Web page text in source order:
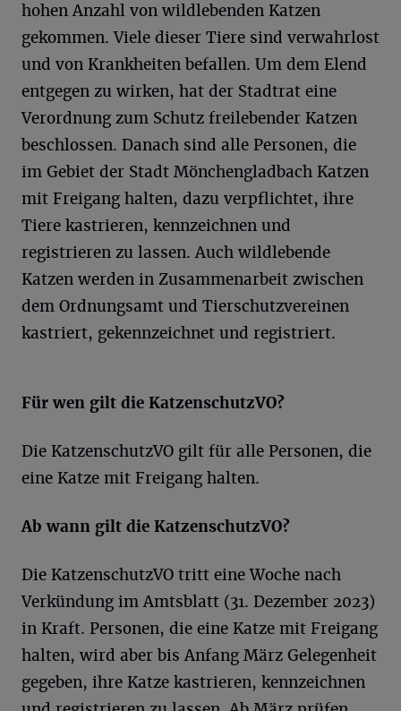
hohen Anzahl von wildlebenden Katzen
gekommen. Viele dieser Tiere sind verwahrlost
und von Krankheiten befallen. Um dem Elend
entgegen zu wirken, hat der Stadtrat eine
Verordnung zum Schutz freilebender Katzen
beschlossen. Danach sind alle Personen, die
im Gebiet der Stadt Mönchengladbach Katzen
mit Freigang halten, dazu verpflichtet, ihre
Tiere kastrieren, kennzeichnen und
registrieren zu lassen. Auch wildlebende
Katzen werden in Zusammenarbeit zwischen
dem Ordnungsamt und Tierschutzvereinen
kastriert, gekennzeichnet und registriert.
Für wen gilt die KatzenschutzVO?
Die KatzenschutzVO gilt für alle Personen, die
eine Katze mit Freigang halten.
Ab wann gilt die KatzenschutzVO?
Die KatzenschutzVO tritt eine Woche nach
Verkündung im Amtsblatt (31. Dezember 2023)
in Kraft. Personen, die eine Katze mit Freigang
halten, wird aber bis Anfang März Gelegenheit
gegeben, ihre Katze kastrieren, kennzeichnen